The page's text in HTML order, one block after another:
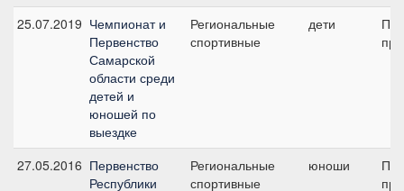
25.07.2019 Чемпионат и
Первенство
Самарской
области среди
детей и
юношей по
выездке
Региональные
спортивные
дети
27.05.2016 Первенство
Республики
Региональные
спортивные
юноши